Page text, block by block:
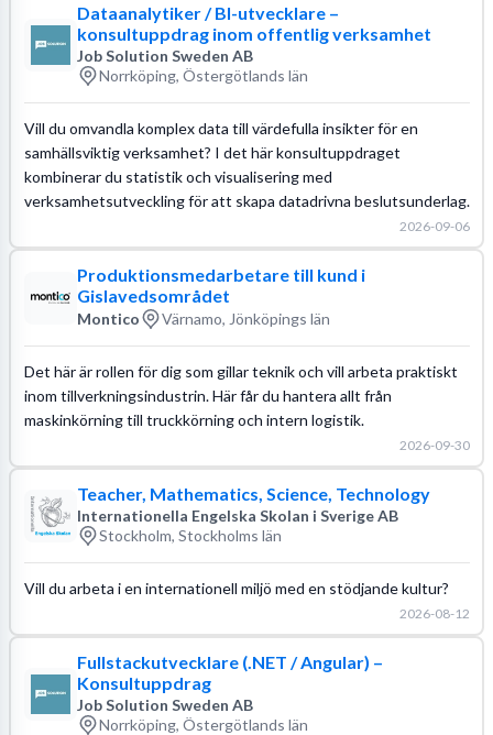
Dataanalytiker / BI-utvecklare –
konsultuppdrag inom offentlig verksamhet
Job Solution Sweden AB
Norrköping, Östergötlands län
Vill du omvandla komplex data till värdefulla insikter för en
samhällsviktig verksamhet? I det här konsultuppdraget
kombinerar du statistik och visualisering med
verksamhetsutveckling för att skapa datadrivna beslutsunderlag.
2026-09-06
Produktionsmedarbetare till kund i
Gislavedsområdet
Montico Värnamo, Jönköpings län
Det här är rollen för dig som gillar teknik och vill arbeta praktiskt
inom tillverkningsindustrin. Här får du hantera allt från
maskinkörning till truckkörning och intern logistik.
2026-09-30
Teacher, Mathematics, Science, Technology
Internationella Engelska Skolan i Sverige AB
Stockholm, Stockholms län
Vill du arbeta i en internationell miljö med en stödjande kultur?
2026-08-12
Fullstackutvecklare (.NET / Angular) –
Konsultuppdrag
Job Solution Sweden AB
Norrköping, Östergötlands län